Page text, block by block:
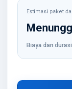
Estimasi paket
Biaya dan